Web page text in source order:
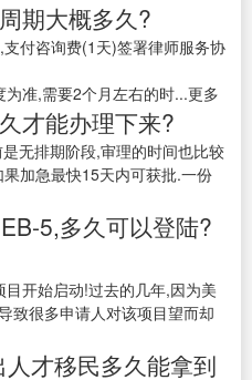
期大概多久?
付咨询费(1天)签署律师服务协
准,需要2个月左右的时...更多
才能办理下来?
无排期阶段,审理的时间也比较
加急最快15天内可获批.一份
5,多久可以登陆?
开始启动!过去的几年,因为美
致很多申请人对该项目望而却
才移民多久能拿到